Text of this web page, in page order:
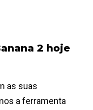
2 hoje
as suas
a ferramenta